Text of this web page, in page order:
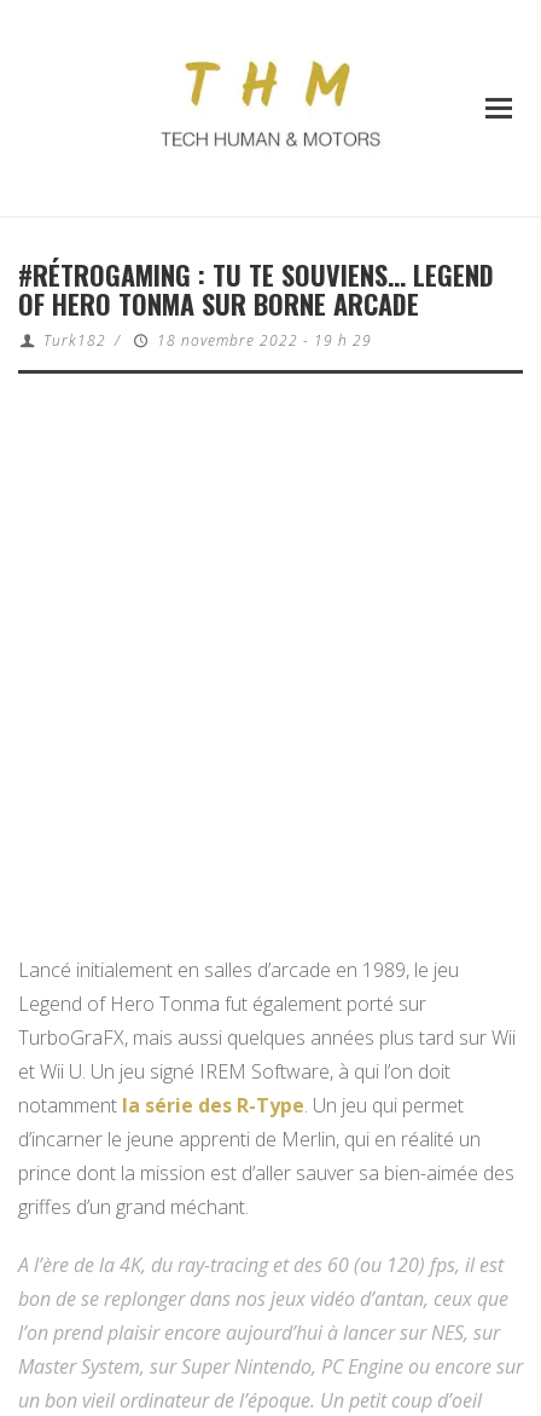
#RÉTROGAMING : TU TE SOUVIENS… LEGEND
OF HERO TONMA SUR BORNE ARCADE
Turk182 / 18 novembre 2022 - 19 h 29
Lancé initialement en salles d’arcade en 1989, le jeu
Legend of Hero Tonma fut également porté sur
TurboGraFX, mais aussi quelques années plus tard sur Wii
et Wii U. Un jeu signé IREM Software, à qui l’on doit
notamment la série des R-Type. Un jeu qui permet
d’incarner le jeune apprenti de Merlin, qui en réalité un
prince dont la mission est d’aller sauver sa bien-aimée des
griffes d’un grand méchant.
A l’ère de la 4K, du ray-tracing et des 60 (ou 120) fps, il est
bon de se replonger dans nos jeux vidéo d’antan, ceux que
l’on prend plaisir encore aujourd’hui à lancer sur NES, sur
Master System, sur Super Nintendo, PC Engine ou encore sur
un bon vieil ordinateur de l’époque. Un petit coup d’oeil